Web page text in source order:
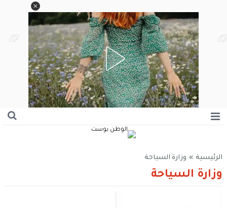
الرئيسية » وزارة السياحة
وزارة السياحة